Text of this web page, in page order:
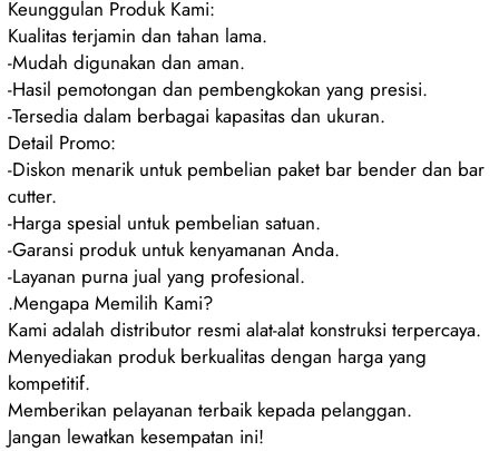
Keunggulan Produk Kami:
Kualitas terjamin dan tahan lama.
-Mudah digunakan dan aman.
-Hasil pemotongan dan pembengkokan yang presisi.
-Tersedia dalam berbagai kapasitas dan ukuran.
Detail Promo:
-Diskon menarik untuk pembelian paket bar bender dan bar
cutter.
-Harga spesial untuk pembelian satuan.
-Garansi produk untuk kenyamanan Anda.
-Layanan purna jual yang profesional.
.Mengapa Memilih Kami?
Kami adalah distributor resmi alat-alat konstruksi terpercaya.
Menyediakan produk berkualitas dengan harga yang
kompetitif.
Memberikan pelayanan terbaik kepada pelanggan.
Jangan lewatkan kesempatan ini!